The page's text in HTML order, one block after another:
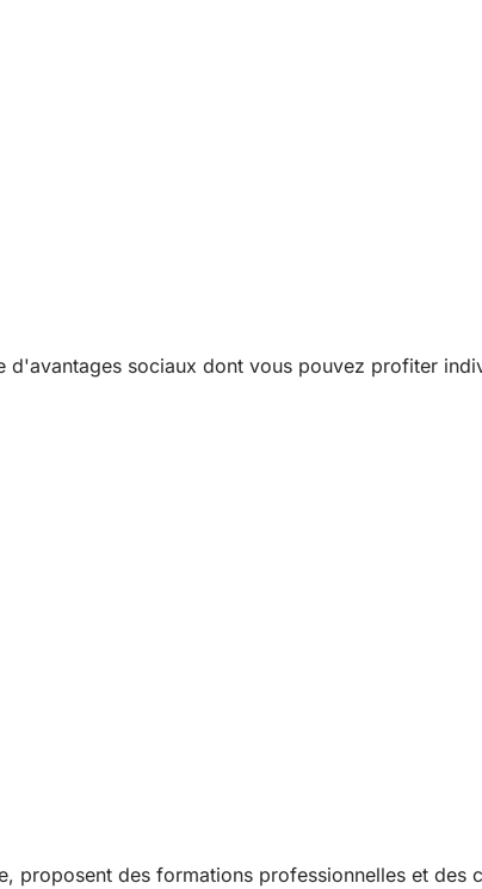
sociaux dont vous pouvez profiter
proposent des formations professionnelles et des